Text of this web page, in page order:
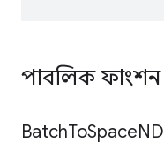
পাবলিক ফাংশন
BatchToSpaceND